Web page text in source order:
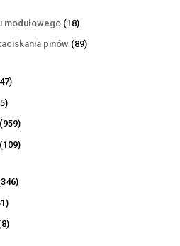
modułowego 1818
produktów
pinów 8989
147
55
produktów
959959
produktów
109109
346346
51
produktów
88